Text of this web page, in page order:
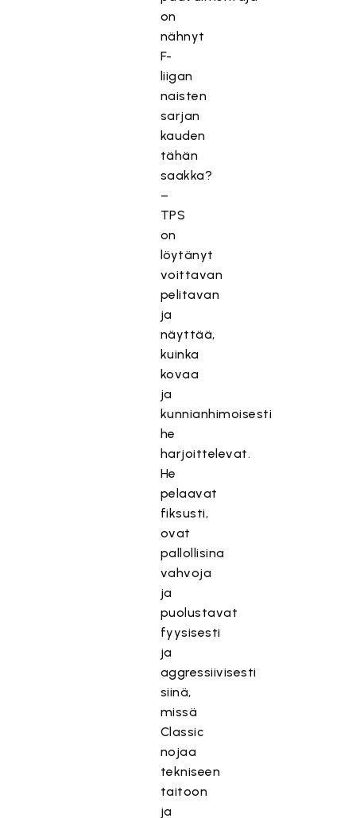
on
nähnyt
F-
liigan
naisten
sarjan
kauden
tähän
saakka?
–
TPS
on
löytänyt
voittavan
pelitavan
ja
näyttää,
kuinka
kovaa
ja
kunnianhimoisesti
he
harjoittelevat.
He
pelaavat
fiksusti,
ovat
pallollisina
vahvoja
ja
puolustavat
fyysisesti
ja
aggressiivisesti
siinä,
missä
Classic
nojaa
tekniseen
taitoon
ja